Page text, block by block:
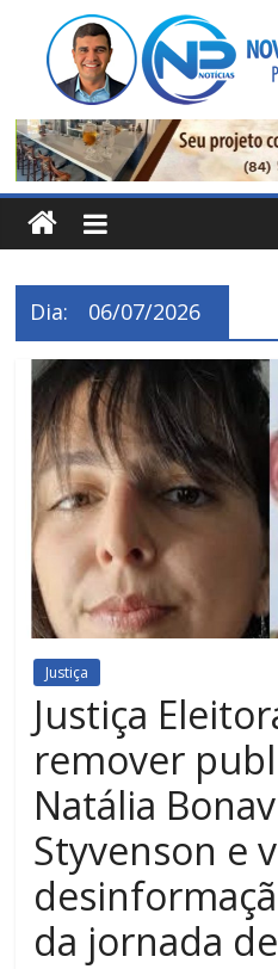
conteúdo
Nova
Notícias
Por
Daniel
Pereira
Dia: 06/07/2026
Justiça
Justiça
remover
Natália
Styvenson e
da jornada